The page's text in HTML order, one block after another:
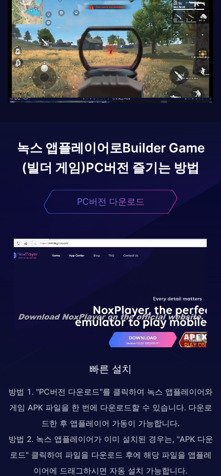
녹스 앱플레이어로Builder Game
(빌더 게임)PC버전 즐기는 방법
PC버전 다운로드
빠른 설치
방법 1. "PC버전 다운로드"를 클릭하여 녹스 앱플레이어와
게임 APK 파일을 한 번에 다운로드할 수 있습니다. 다운로
드한 후 앱플레이어 가동이 가능합니다.
방법 2. 녹스 앱플레이어가 이미 설치된 경우는, "APK 다운
로드" 클릭하여 파일을 다운로드 후에 해당 파일을 앱플레
이어에 드래그하시면 자동 설치 가능합니다.